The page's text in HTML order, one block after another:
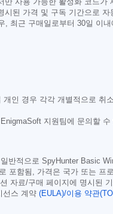
사용 가능한 활성화 코드가
된 가격 및 구독 기간으로
최근 구매일로부터 30일 이
인 경우 각각 개별적으로 취
지원팀에 문의할 수
반적으로 SpyHunter Basic
포함됨, 가격은 국가 또는 프
자료/구매 페이지에 명시된
선스 계약 (EULA)/이용 약관